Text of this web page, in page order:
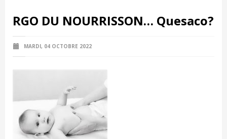
RGO DU NOURRISSON… Quesaco?
MARDI, 04 OCTOBRE 2022